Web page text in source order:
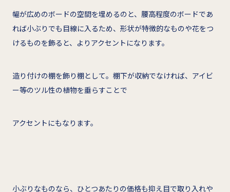
幅が広めのボードの空間を埋めるのと、腰高程度のボードであ
れば小ぶりでも目線に入るため、形状が特徴的なものや花をつ
けるものを飾ると、よりアクセントになります。
造り付けの棚を飾り棚として。棚下が収納でなければ、アイビ
ー等のツル性の植物を垂らすことで
アクセントにもなります。
小ぶりなものなら、ひとつあたりの価格も抑え目で取り入れや